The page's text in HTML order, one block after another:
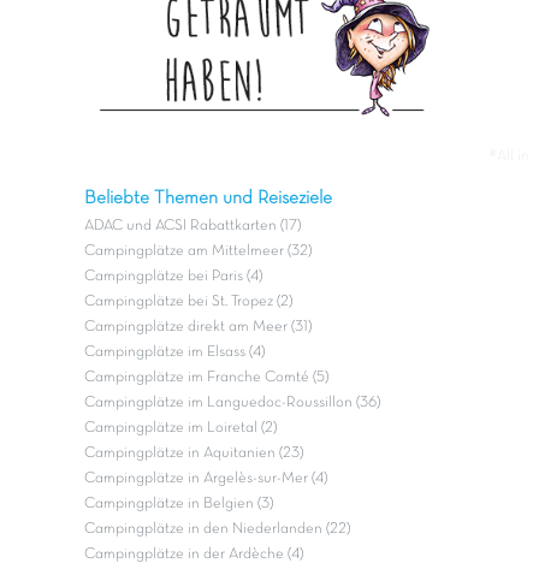
Beliebte Themen und Reiseziele
ADAC und ACSI Rabattkarten (17)
Campingplätze am Mittelmeer (32)
Campingplätze bei Paris (4)
Campingplätze bei St. Tropez (2)
Campingplätze direkt am Meer (31)
Campingplätze im Elsass (4)
Campingplätze im Franche Comté (5)
Campingplätze im Languedoc-Roussillon (36)
Campingplätze im Loiretal (2)
Campingplätze in Aquitanien (23)
Campingplätze in Argelès-sur-Mer (4)
Campingplätze in Belgien (3)
Campingplätze in den Niederlanden (22)
Campingplätze in der Ardèche (4)